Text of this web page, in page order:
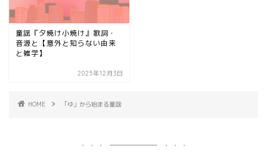
童謡『夕焼け小焼け』歌詞・
音源と【意外と知らない由来
と雑学】
2025年12月3日
HOME 「ゆ」から始まる童謡